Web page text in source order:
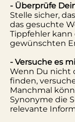
- Überprüfe
Stelle sicher,
das gesuchte
Tippfehler kann
gewünschten
- Versuche es
Wenn Du nicht
finden,
Manchmal
Synonyme die
relevante